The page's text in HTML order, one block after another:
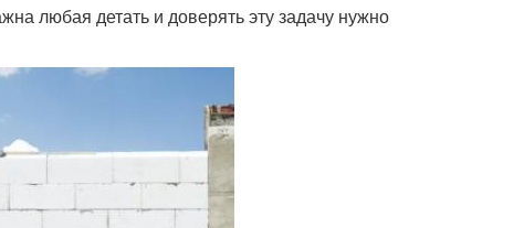
любая детать и доверять эту задачу нужно